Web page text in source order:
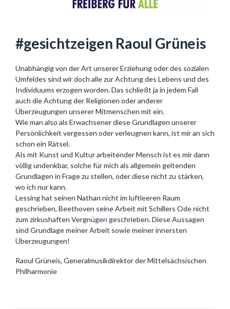
#gesichtzeigen Raoul Grüneis
Unabhängig von der Art unserer Erziehung oder des sozialen
Umfeldes sind wir doch alle zur Achtung des Lebens und des
Individuums erzogen worden. Das schließt ja in jedem Fall
auch die Achtung der Religionen oder anderer
Überzeugungen unserer Mitmenschen mit ein.
Wie man also als Erwachsener diese Grundlagen unserer
Persönlichkeit vergessen oder verleugnen kann, ist mir an sich
schon ein Rätsel.
Als mit Kunst und Kultur arbeitender Mensch ist es mir dann
völlig undenkbar, solche für mich als allgemein geltenden
Grundlagen in Frage zu stellen, oder diese nicht zu stärken,
wo ich nur kann.
Lessing hat seinen Nathan nicht im luftleeren Raum
geschrieben, Beethoven seine Arbeit mit Schillers Ode nicht
zum zirkushaften Vergnügen geschrieben. Diese Aussagen
sind Grundlage meiner Arbeit sowie meiner innersten
Überzeugungen!
Raoul Grüneis, Generalmusikdirektor der Mittelsächsischen
Philharmonie